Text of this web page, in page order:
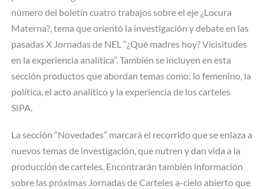
número del boletín cuatro trabajos sobre el eje ¿Locura
Materna?, tema que orientó la investigación y debate en las
pasadas X Jornadas de NEL “¿Qué madres hoy? Vicisitudes
en la experiencia analítica”. También se incluyen en esta
sección productos que abordan temas como: lo femenino, la
política, el acto analítico y la experiencia de los carteles
SIPA.
La sección “Novedades” marcará el recorrido que se enlaza a
nuevos temas de investigación, que nutren y dan vida a la
producción de carteles. Encontrarán también información
sobre las próximas Jornadas de Carteles a-cielo abierto que